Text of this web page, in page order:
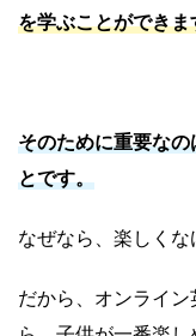
を学ぶことができま
そのために重要な
とです。
なぜなら、楽しくな
だから、オンライ